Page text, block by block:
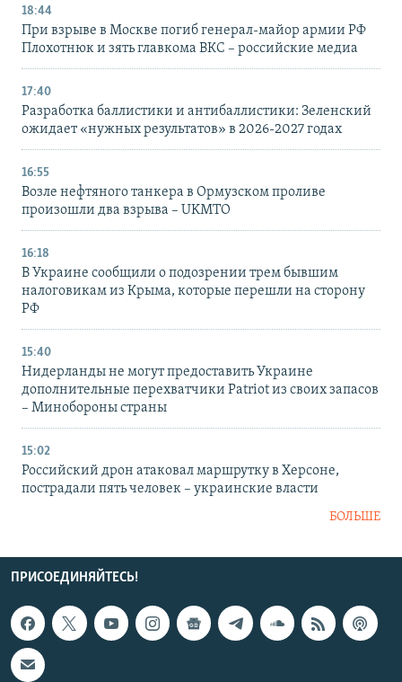
18:44
При взрыве в Москве погиб генерал-майор армии РФ
Плохотнюк и зять главкома ВКС – российские медиа
17:40
Разработка баллистики и антибаллистики: Зеленский
ожидает «нужных результатов» в 2026-2027 годах
16:55
Возле нефтяного танкера в Ормузском проливе
произошли два взрыва – UKMTO
16:18
В Украине сообщили о подозрении трем бывшим
налоговикам из Крыма, которые перешли на сторону
РФ
15:40
Нидерланды не могут предоставить Украине
дополнительные перехватчики Patriot из своих запасов
– Минобороны страны
15:02
Российский дрон атаковал маршрутку в Херсоне,
пострадали пять человек – украинские власти
БОЛЬШЕ
ПРИСОЕДИНЯЙТЕСЬ!